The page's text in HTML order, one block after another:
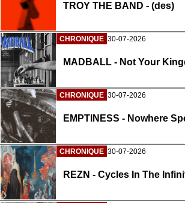
TROY THE BAND - (des)
CHRONIQUE 30-07-2026
MADBALL - Not Your
CHRONIQUE 30-07-2026
EMPTINESS - Nowhere
CHRONIQUE 30-07-2026
REZN - Cycles In The